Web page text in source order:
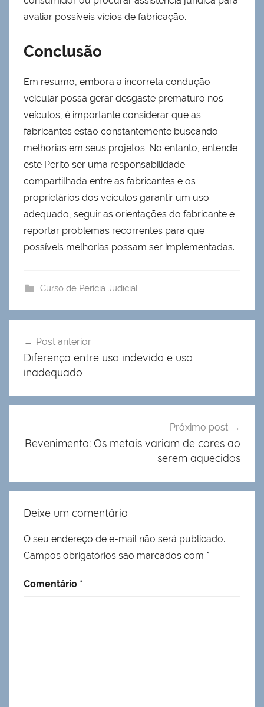
avaliar possíveis vícios de fabricação.
Conclusão
Em resumo, embora a incorreta condução
veicular possa gerar desgaste prematuro nos
veículos, é importante considerar que as
fabricantes estão constantemente buscando
melhorias em seus projetos. No entanto, entende
este Perito ser uma responsabilidade
compartilhada entre as fabricantes e os
proprietários dos veículos garantir um uso
adequado, seguir as orientações do fabricante e
reportar problemas recorrentes para que
possíveis melhorias possam ser implementadas.
Curso de Perícia Judicial
de
Post
Post anterior
Diferença entre uso indevido e uso
inadequado
Próximo post
Revenimento: Os metais variam de cores ao
serem aquecidos
Deixe um comentário
O seu endereço de e-mail não será publicado.
Campos obrigatórios são marcados com *
Comentário *